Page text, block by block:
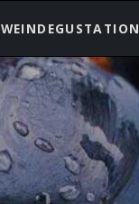
WEINDEGUSTATION